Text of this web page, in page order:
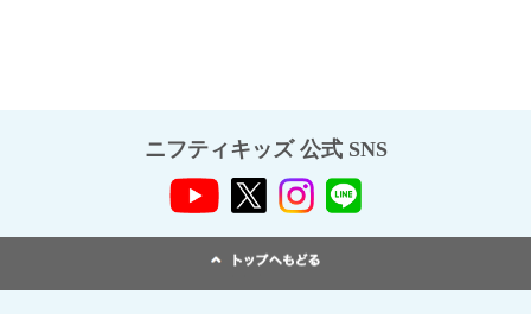
ニフティキッズ 公式 SNS